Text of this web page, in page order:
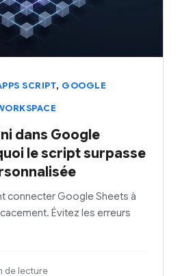
SCRIPT, GOOGLE
dans Google
le script surpasse
connecter Google Sheets à
Évitez les erreurs
de lecture